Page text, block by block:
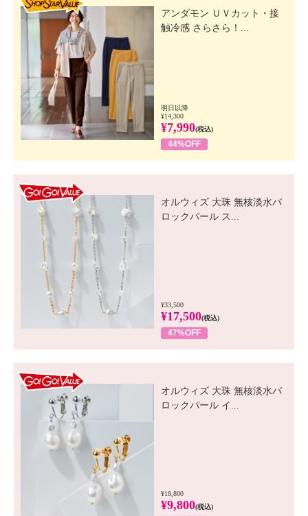
アンダモン ＵＶカット・接
触冷感 さらさら！...
明日以降
¥14,300
¥7,990(税込)
44%OFF
オルウィズ 大珠 無核淡水バ
ロックパール ス...
¥33,500
¥17,500(税込)
47%OFF
オルウィズ 大珠 無核淡水バ
ロックパール イ...
¥18,800
¥9,800(税込)